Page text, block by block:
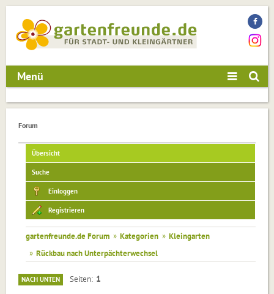
Menü
Forum
Übersicht
Suche
Einloggen
Registrieren
gartenfreunde.de Forum » Kategorien » Kleingarten
» Rückbau nach Unterpächterwechsel
NACH UNTEN Seiten 1